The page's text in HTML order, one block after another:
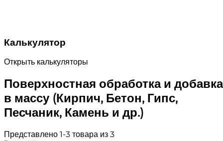
Калькулятор
Открыть калькуляторы
Поверхностная обработка и добавка
в массу (Кирпич, Бетон, Гипс,
Песчаник, Камень и др.)
Представлено 1-3 товара из 3